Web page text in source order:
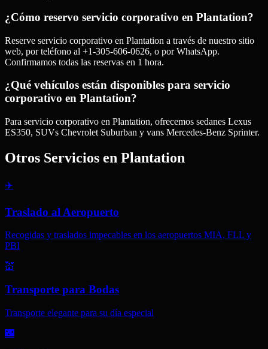
¿Cómo reservo servicio corporativo en Plantation?
Reserve servicio corporativo en Plantation a través de nuestro sitio
web, por teléfono al +1-305-606-0626, o por WhatsApp.
Confirmamos todas las reservas en 1 hora.
¿Qué vehículos están disponibles para servicio
corporativo en Plantation?
Para servicio corporativo en Plantation, ofrecemos sedanes Lexus
ES350, SUVs Chevrolet Suburban y vans Mercedes-Benz Sprinter.
Otros Servicios en Plantation
✈️
Traslado al Aeropuerto
Recogidas y traslados impecables en los aeropuertos MIA, FLL y
PBI
💒
Transporte para Bodas
Transporte elegante para su día especial
🌃